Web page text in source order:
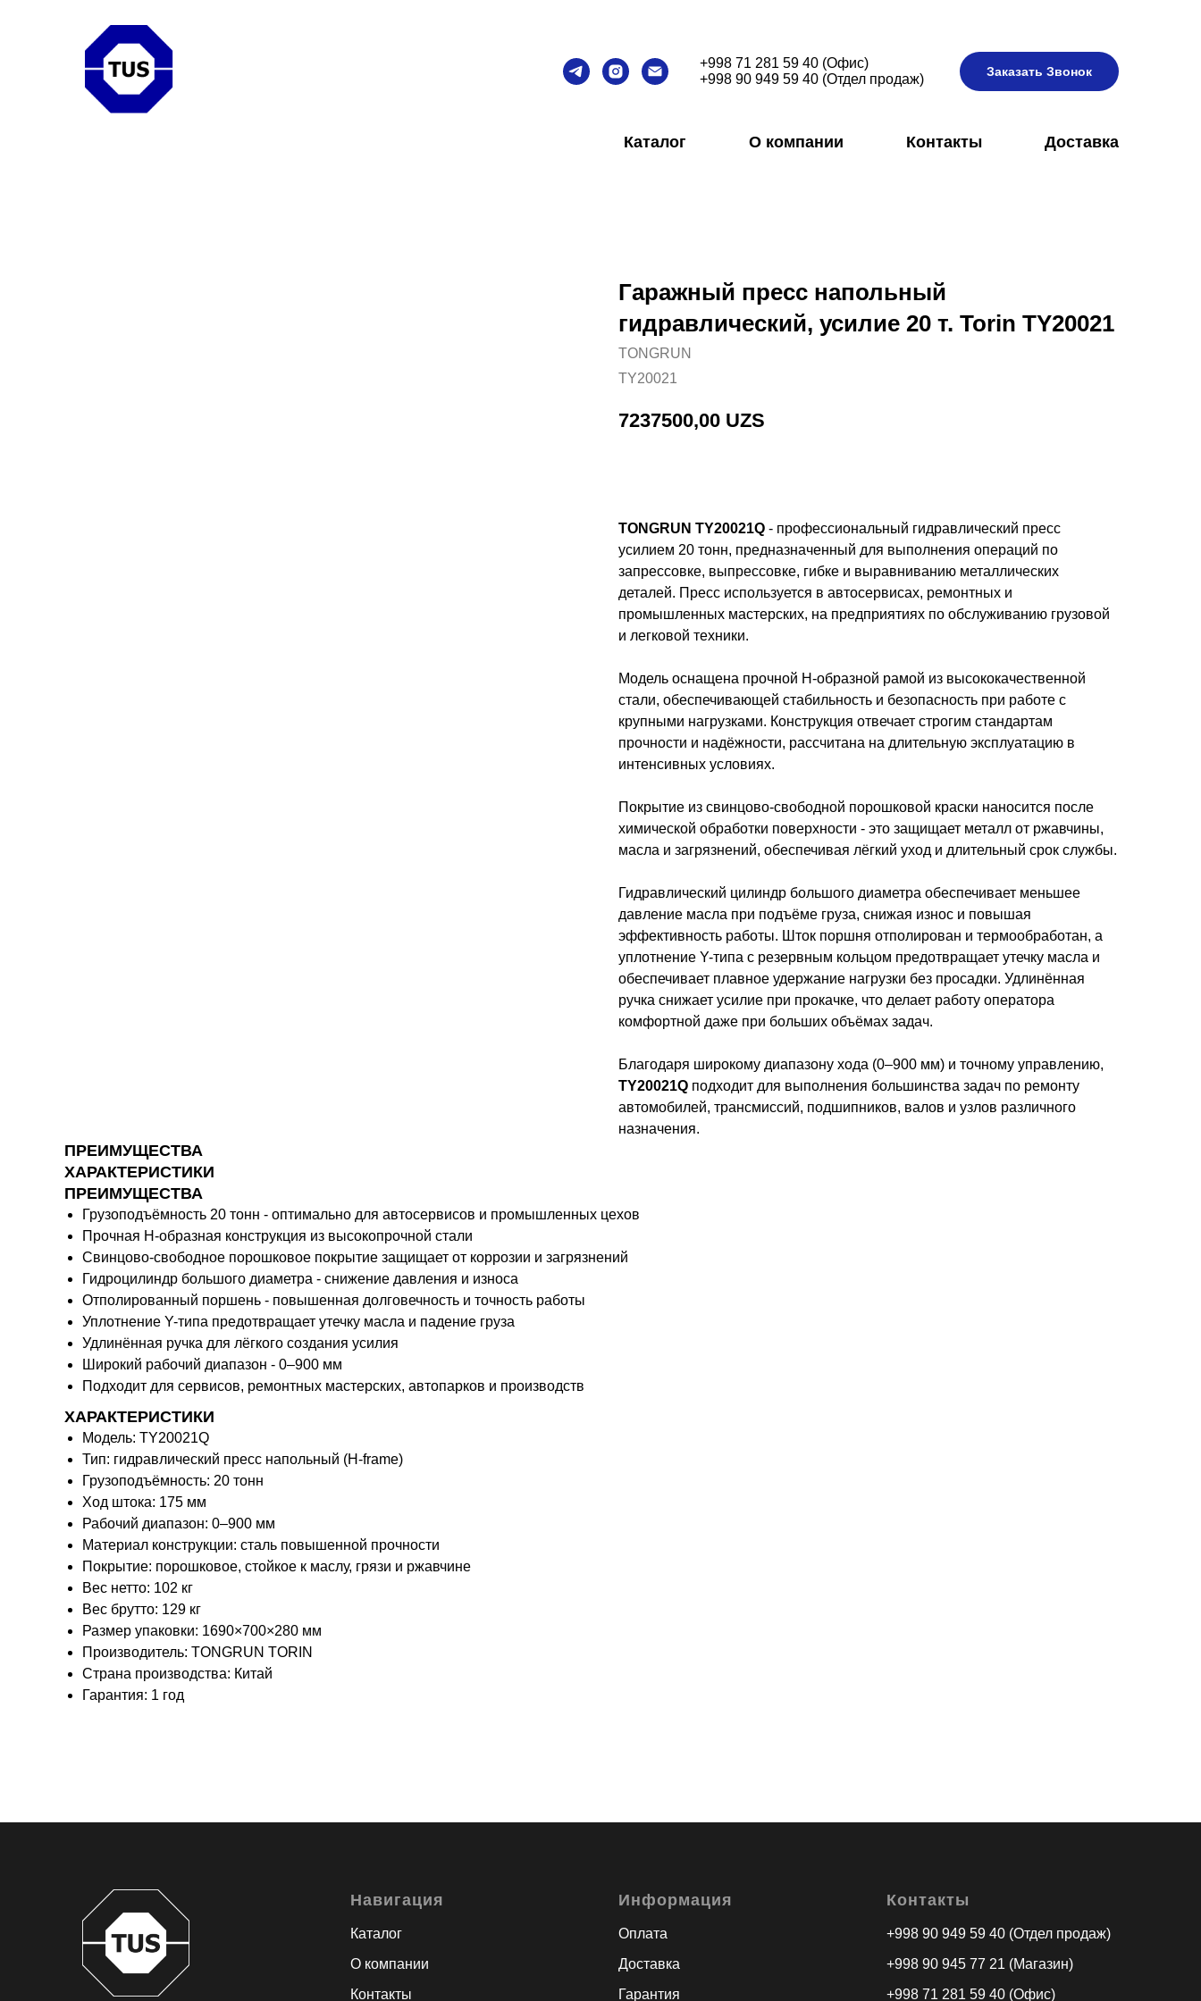
+998 71 281 59 40 (Офис)
+998 90 949 59 40 (Отдел продаж)
Заказать Звонок
Каталог О компании Контакты Доставка
Гаражный пресс напольный
гидравлический, усилие 20 т. Torin TY20021
TONGRUN
TY20021
7237500,00 UZS
TONGRUN TY20021Q - профессиональный гидравлический пресс
усилием 20 тонн, предназначенный для выполнения операций по
запрессовке, выпрессовке, гибке и выравниванию металлических
деталей. Пресс используется в автосервисах, ремонтных и
промышленных мастерских, на предприятиях по обслуживанию грузовой
и легковой техники.
Модель оснащена прочной H-образной рамой из высококачественной
стали, обеспечивающей стабильность и безопасность при работе с
крупными нагрузками. Конструкция отвечает строгим стандартам
прочности и надёжности, рассчитана на длительную эксплуатацию в
интенсивных условиях.
Покрытие из свинцово-свободной порошковой краски наносится после
химической обработки поверхности - это защищает металл от ржавчины,
масла и загрязнений, обеспечивая лёгкий уход и длительный срок службы.
Гидравлический цилиндр большого диаметра обеспечивает меньшее
давление масла при подъёме груза, снижая износ и повышая
эффективность работы. Шток поршня отполирован и термообработан, а
уплотнение Y-типа с резервным кольцом предотвращает утечку масла и
обеспечивает плавное удержание нагрузки без просадки. Удлинённая
ручка снижает усилие при прокачке, что делает работу оператора
комфортной даже при больших объёмах задач.
Благодаря широкому диапазону хода (0–900 мм) и точному управлению,
TY20021Q подходит для выполнения большинства задач по ремонту
автомобилей, трансмиссий, подшипников, валов и узлов различного
назначения.
ПРЕИМУЩЕСТВА
ХАРАКТЕРИСТИКИ
ПРЕИМУЩЕСТВА
Грузоподъёмность 20 тонн - оптимально для автосервисов и промышленных цехов
Прочная H-образная конструкция из высокопрочной стали
Свинцово-свободное порошковое покрытие защищает от коррозии и загрязнений
Гидроцилиндр большого диаметра - снижение давления и износа
Отполированный поршень - повышенная долговечность и точность работы
Уплотнение Y-типа предотвращает утечку масла и падение груза
Удлинённая ручка для лёгкого создания усилия
Широкий рабочий диапазон - 0–900 мм
Подходит для сервисов, ремонтных мастерских, автопарков и производств
ХАРАКТЕРИСТИКИ
Модель: TY20021Q
Тип: гидравлический пресс напольный (H-frame)
Грузоподъёмность: 20 тонн
Ход штока: 175 мм
Рабочий диапазон: 0–900 мм
Материал конструкции: сталь повышенной прочности
Покрытие: порошковое, стойкое к маслу, грязи и ржавчине
Вес нетто: 102 кг
Вес брутто: 129 кг
Размер упаковки: 1690×700×280 мм
Производитель: TONGRUN TORIN
Страна производства: Китай
Гарантия: 1 год
Навигация
Каталог
О компании
Контакты
Информация
Оплата
Доставка
Гарантия
Контакты
+998 90 949 59 40 (Отдел продаж)
+998 90 945 77 21 (Магазин)
+998 71 281 59 40 (Офис)